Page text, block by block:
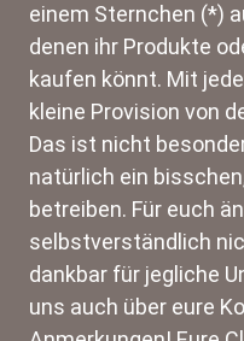
einem Sternchen (*)
denen ihr Produkte
kaufen könnt. Mit
kleine Provision von
Das ist nicht
natürlich ein
betreiben. Für euch
selbstverständlich
dankbar für jegliche
uns auch über eure